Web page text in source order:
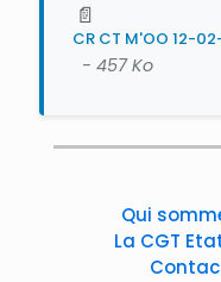
📄
CR CT M'OO 12-
- 457 Ko
Qui
La CGT